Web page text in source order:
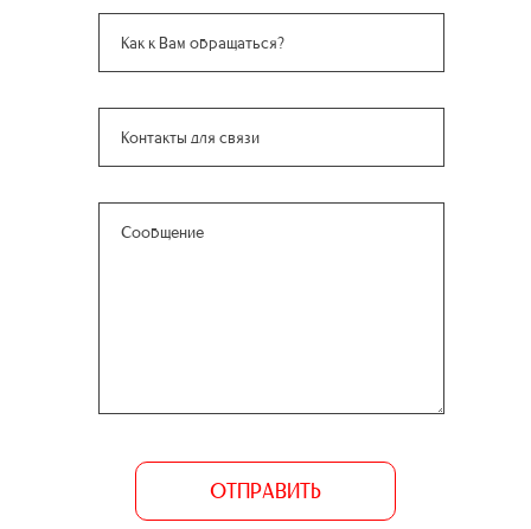
ОТПРАВИТЬ